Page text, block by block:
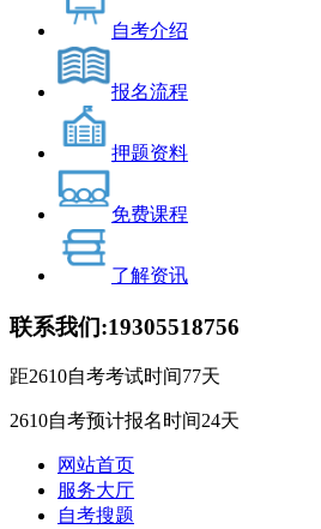
自考介绍
报名流程
押题资料
免费课程
了解资讯
联系我们:19305518756
距2610自考考试时间77天
2610自考预计报名时间24天
网站首页
服务大厅
自考搜题